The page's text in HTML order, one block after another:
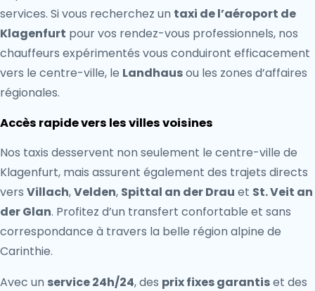
services. Si vous recherchez un taxi de l’aéroport de
Klagenfurt pour vos rendez-vous professionnels, nos
chauffeurs expérimentés vous conduiront efficacement
vers le centre-ville, le Landhausou les zones d’affaires
régionales.
Accès rapide vers les villes voisines
Nos taxis desservent non seulement le centre-ville de
Klagenfurt, mais assurent également des trajets directs
vers Villach,Velden, Spittal an der Drau et St. Veit an
der Glan. Profitez d’un transfert confortable et sans
correspondance à travers la belle région alpine de
Carinthie.
Avec un service 24h/24, des prix fixes garantiset des